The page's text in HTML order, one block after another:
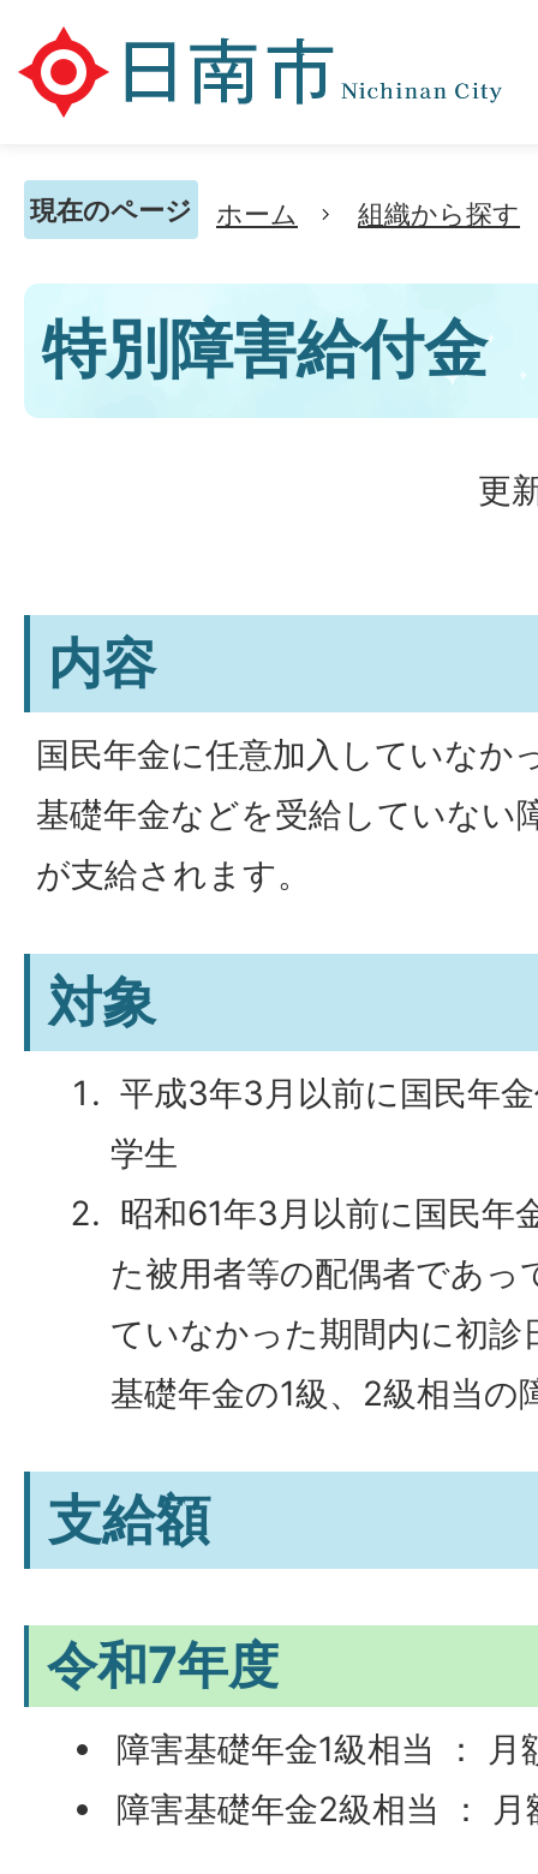
現在のページ ホーム 組織から探す
特別障害給付金
更
内容
国民年金に任意加入していなか
基礎年金などを受給していない
が支給されます。
対象
平成3年3月以前に国民年
学生
昭和61年3月以前に国民年
た被用者等の配偶者であっ
ていなかった期間内に初診
基礎年金の1級、2級相当
支給額
令和7年度
障害基礎年金1級相当 ：
障害基礎年金2級相当 ：